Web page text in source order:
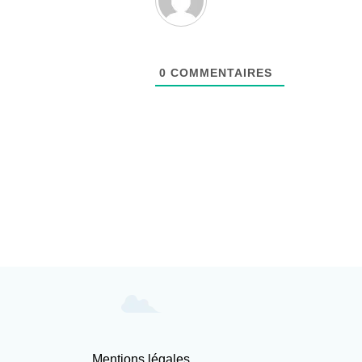
0 COMMENTAIRES
Mentions légales